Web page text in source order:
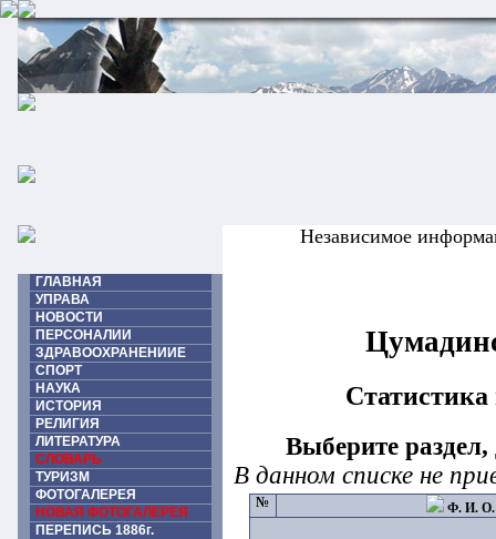
Независимое
ГЛАВНАЯ
УПРАВА
НОВОСТИ
ПЕРСОНАЛИИ
ЗДРАВООХРАНЕНИИЕ
СПОРТ
НАУКА
ИСТОРИЯ
РЕЛИГИЯ
ЛИТЕРАТУРА
СЛОВАРЬ
ТУРИЗМ
ФОТОГАЛЕРЕЯ
НОВАЯ ФОТОГАЛЕРЕЯ
ПЕРЕПИСЬ 1886г.
Выберите
В данном списке не
№ Ф. И. О.